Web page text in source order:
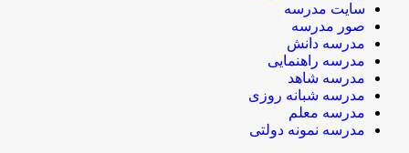
سایت مدرسه
صور مدرسه
مدرسه دانش
مدرسه راهنمایی
مدرسه شاهد
مدرسه شبانه روزی
مدرسه معلم
مدرسه نمونه دولتی